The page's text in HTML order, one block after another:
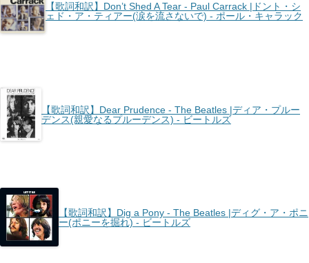
【歌詞和訳】Don’t Shed A Tear - Paul Carrack |ドント・シ
ェド・ア・ティアー(涙を流さないで) - ポール・キャラック
【歌詞和訳】Dear Prudence - The Beatles |ディア・プルー
デンス(親愛なるプルーデンス) - ビートルズ
【歌詞和訳】Dig a Pony - The Beatles |ディグ・ア・ポニ
ー(ポニーを掘れ) - ビートルズ